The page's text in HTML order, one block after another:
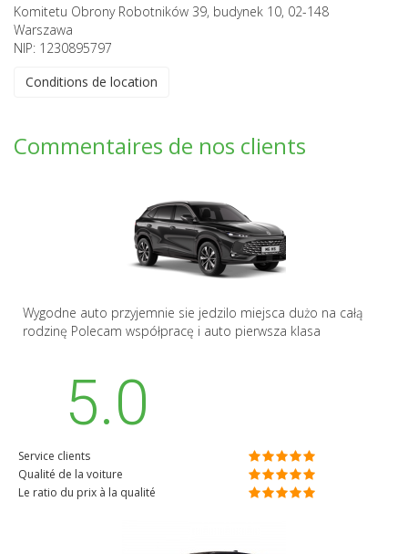
Komitetu Obrony Robotników 39, budynek 10, 02-148
Warszawa
NIP: 1230895797
Conditions de location
Commentaires de nos clients
Wygodne auto przyjemnie sie jedzilo miejsca dużo na całą
rodzinę Polecam współpracę i auto pierwsza klasa
5.0
Service clients
Qualité de la voiture
Le ratio du prix à la qualité